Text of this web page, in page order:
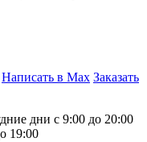
Написать в Max Заказать
дни с 9:00 до 20:00
19:00